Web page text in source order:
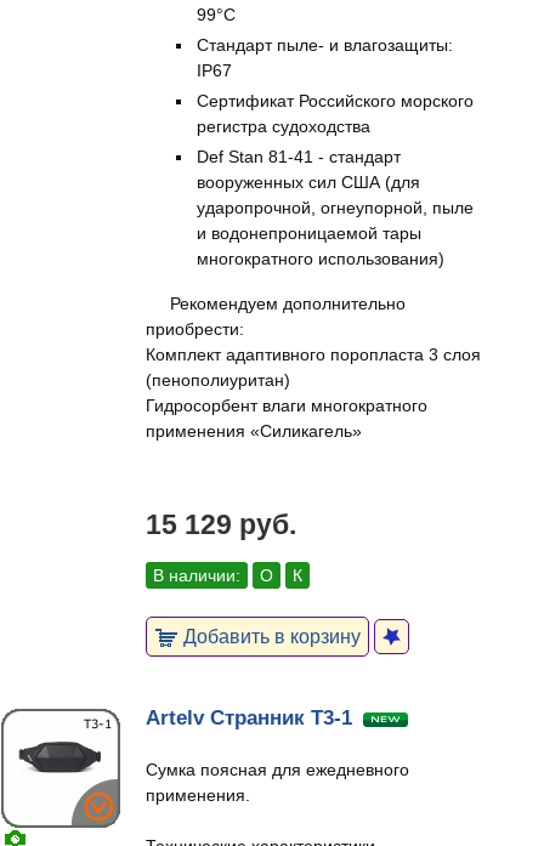
99°C
Стандарт пыле- и влагозащиты:
IP67
Сертификат Российского морского
регистра судоходства
Def Stan 81-41 - стандарт
вооруженных сил США (для
ударопрочной, огнеупорной, пыле
и водонепроницаемой тары
многократного использования)
Рекомендуем дополнительно
приобрести:
Комплект адаптивного поропласта 3 слоя
(пенополиуритан)
Гидросорбент влаги многократного
применения «Силикагель»
15 129 руб.
В наличии: О К
Добавить в корзину
Artelv Странник T3-1
Сумка поясная для ежедневного
применения.